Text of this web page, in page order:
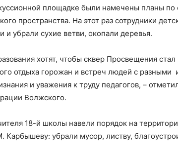
площадке были намечены планы по
пространства. На этот раз сотрудники
и убрали сухие ветви, окопали деревья.
хотят, чтобы сквер Просвещения
отдыха горожан и встреч людей с разными
и уважения к труду педагогов, –
Волжского.
18-й школы навели порядок на
Карбышеву: убрали мусор, листву,